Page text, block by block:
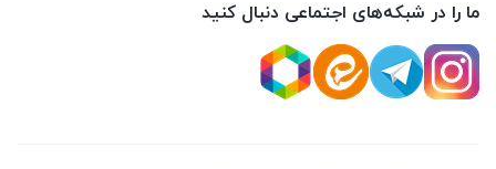
ما را در شبکه‌های اجتماعی دنبال کنید